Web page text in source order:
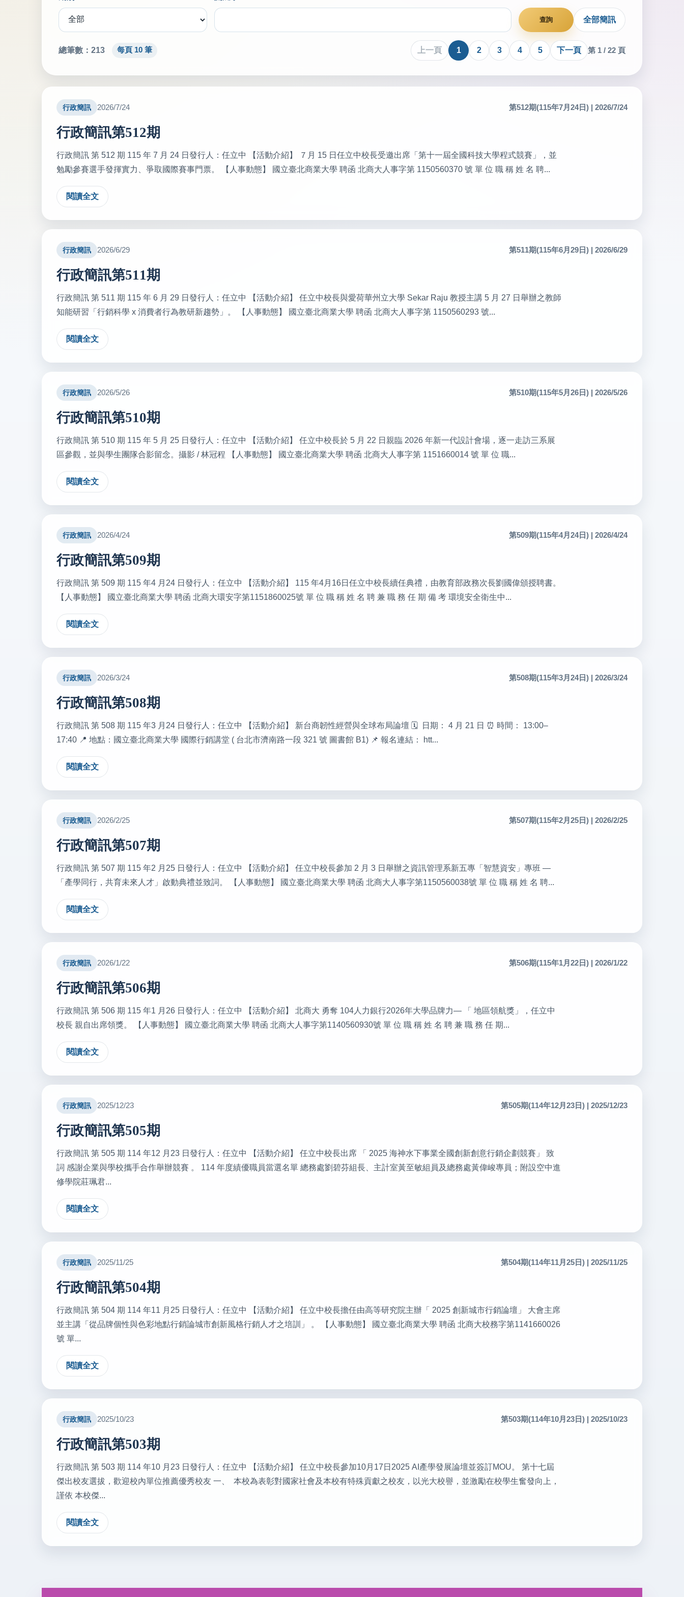
全部簡訊
總筆數：213 每頁 10 筆 上一頁 1 2 3 4 5 下一頁 第 1 / 22 頁
行政簡訊 2026/7/24 第512期(115年7月24日) | 2026/7/24
行政簡訊第512期
行政簡訊 第 512 期 115 年 7 月 24 日發行人：任立中 【活動介紹】 ７月 15 日任立中校長受邀出席「第十一屆全國科技大學程式競賽」，並
勉勵參賽選手發揮實力、爭取國際賽事門票。 【人事動態】 國立臺北商業大學 聘函 北商大人事字第 1150560370 號 單 位 職 稱 姓 名 聘...
閱讀全文
行政簡訊 2026/6/29 第511期(115年6月29日) | 2026/6/29
行政簡訊第511期
行政簡訊 第 511 期 115 年 6 月 29 日發行人：任立中 【活動介紹】 任立中校長與愛荷華州立大學 Sekar Raju 教授主講 5 月 27 日舉辦之教師
知能研習「行銷科學 x 消費者行為教研新趨勢」。 【人事動態】 國立臺北商業大學 聘函 北商大人事字第 1150560293 號...
閱讀全文
行政簡訊 2026/5/26 第510期(115年5月26日) | 2026/5/26
行政簡訊第510期
行政簡訊 第 510 期 115 年 5 月 25 日發行人：任立中 【活動介紹】 任立中校長於 5 月 22 日親臨 2026 年新一代設計會場，逐一走訪三系展
區參觀，並與學生團隊合影留念。攝影 / 林冠程 【人事動態】 國立臺北商業大學 聘函 北商大人事字第 1151660014 號 單 位 職...
閱讀全文
行政簡訊 2026/4/24 第509期(115年4月24日) | 2026/4/24
行政簡訊第509期
行政簡訊 第 509 期 115 年4 月24 日發行人：任立中 【活動介紹】 115 年4月16日任立中校長續任典禮，由教育部政務次長劉國偉頒授聘書。
【人事動態】 國立臺北商業大學 聘函 北商大環安字第1151860025號 單 位 職 稱 姓 名 聘 兼 職 務 任 期 備 考 環境安全衛生中...
閱讀全文
行政簡訊 2026/3/24 第508期(115年3月24日) | 2026/3/24
行政簡訊第508期
行政簡訊 第 508 期 115 年3 月24 日發行人：任立中 【活動介紹】 新台商韌性經營與全球布局論壇 🗓 ️ 日期： 4 月 21 日 ⏰ 時間： 13:00–
17:40 📍 地點：國立臺北商業大學 國際行銷講堂 ( 台北市濟南路一段 321 號 圖書館 B1) 📌 報名連結： htt...
閱讀全文
行政簡訊 2026/2/25 第507期(115年2月25日) | 2026/2/25
行政簡訊第507期
行政簡訊 第 507 期 115 年2 月25 日發行人：任立中 【活動介紹】 任立中校長參加 2 月 3 日舉辦之資訊管理系新五專「智慧資安」專班 —
「產學同行，共育未來人才」啟動典禮並致詞。 【人事動態】 國立臺北商業大學 聘函 北商大人事字第1150560038號 單 位 職 稱 姓 名 聘...
閱讀全文
行政簡訊 2026/1/22 第506期(115年1月22日) | 2026/1/22
行政簡訊第506期
行政簡訊 第 506 期 115 年1 月26 日發行人：任立中 【活動介紹】 北商大 勇奪 104人力銀行2026年大學品牌力— 「 地區領航獎」，任立中
校長 親自出席領獎。 【人事動態】 國立臺北商業大學 聘函 北商大人事字第1140560930號 單 位 職 稱 姓 名 聘 兼 職 務 任 期...
閱讀全文
行政簡訊 2025/12/23 第505期(114年12月23日) | 2025/12/23
行政簡訊第505期
行政簡訊 第 505 期 114 年12 月23 日發行人：任立中 【活動介紹】 任立中校長出席 「 2025 海神水下事業全國創新創意行銷企劃競賽」 致
詞 感謝企業與學校攜手合作舉辦競賽 。 114 年度績優職員當選名單 總務處劉碧芬組長、主計室黃至敏組員及總務處黃偉峻專員；附設空中進
修學院莊珮君...
閱讀全文
行政簡訊 2025/11/25 第504期(114年11月25日) | 2025/11/25
行政簡訊第504期
行政簡訊 第 504 期 114 年11 月25 日發行人：任立中 【活動介紹】 任立中校長擔任由高等研究院主辦「 2025 創新城市行銷論壇」 大會主席
並主講「從品牌個性與色彩地點行銷論城市創新風格行銷人才之培訓」 。 【人事動態】 國立臺北商業大學 聘函 北商大校務字第1141660026
號 單...
閱讀全文
行政簡訊 2025/10/23 第503期(114年10月23日) | 2025/10/23
行政簡訊第503期
行政簡訊 第 503 期 114 年10 月23 日發行人：任立中 【活動介紹】 任立中校長參加10月17日2025 AI產學發展論壇並簽訂MOU。 第十七屆
傑出校友選拔，歡迎校內單位推薦優秀校友 一、 ​ 本校為表彰對國家社會及本校有特殊貢獻之校友，以光大校譽，並激勵在校學生奮發向上，
謹依 本校傑...
閱讀全文